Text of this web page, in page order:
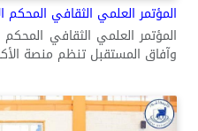
المؤتمر العلمي الثقافي المحكم
المؤتمر العلمي الثقافي المحكم
وآفاق المستقبل تنظم منصة